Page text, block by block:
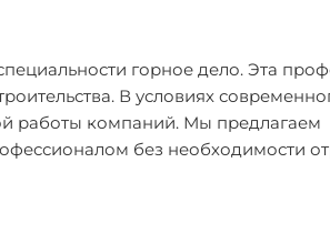
горное дело. Эта
В условиях
работы компаний. Мы предлагаем
без необходимости